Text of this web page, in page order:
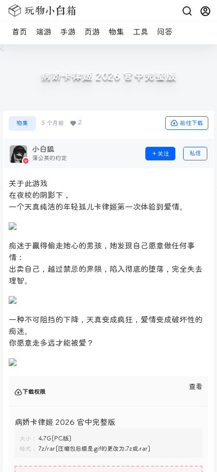
首页 端游 手游 页游 物集 工具 问答
病娇卡律姬 2026 官中完整版
物集 5 个月前 2 前往下载
小白狐
蒲公英的约定
关注 私信
关于此游戏
在夜校的阴影下，
一个天真纯洁的年轻孤儿卡律姬第一次体验到爱情。
痴迷于赢得偷走她心的男孩，她发现自己愿意做任何事
情：
出卖自己，越过禁忌的界限，陷入彻底的堕落，完全失去
理智。
一种不可阻挡的下降，天真变成疯狂，爱情变成破坏性的
痴迷。
你愿意走多远才能被爱？
下载权限
查看
病娇卡律姬 2026 官中完整版
大小：
4.7G[PC版]
格式：
7z/rar[压缩包后缀是.gif的更改为.7z或.rar]